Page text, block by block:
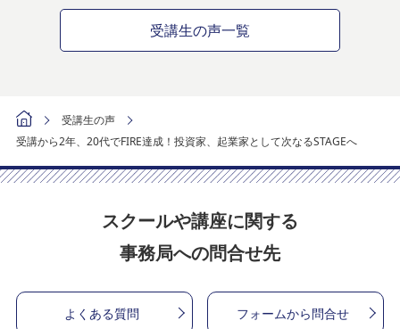
受講生の声一覧
受講生の声
受講から2年、20代でFIRE達成！投資家、起業家として次なるSTAGEへ
スクールや講座に関する
事務局への問合せ先
よくある質問 フォームから問合せ